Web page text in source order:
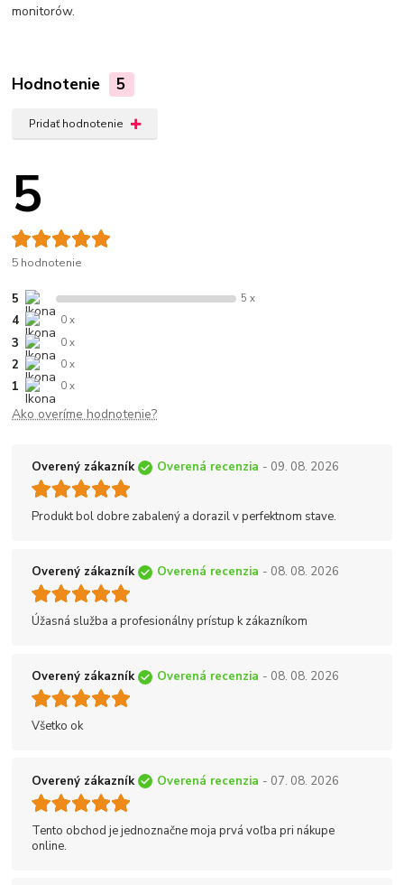
monitorów.
Hodnotenie 5
Pridať hodnotenie
5
5 hodnotenie
5 5 x
4 0 x
3 0 x
2 0 x
1 0 x
Ako overíme hodnotenie?
Overený zákazník Overená recenzia - 09. 08. 2026
Produkt bol dobre zabalený a dorazil v perfektnom stave.
Overený zákazník Overená recenzia - 08. 08. 2026
Úžasná služba a profesionálny prístup k zákazníkom
Overený zákazník Overená recenzia - 08. 08. 2026
Všetko ok
Overený zákazník Overená recenzia - 07. 08. 2026
Tento obchod je jednoznačne moja prvá voľba pri nákupe
online.